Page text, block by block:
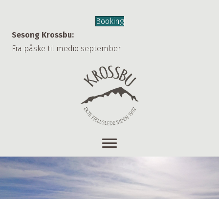
Booking
Sesong Krossbu:
Fra påske til medio september